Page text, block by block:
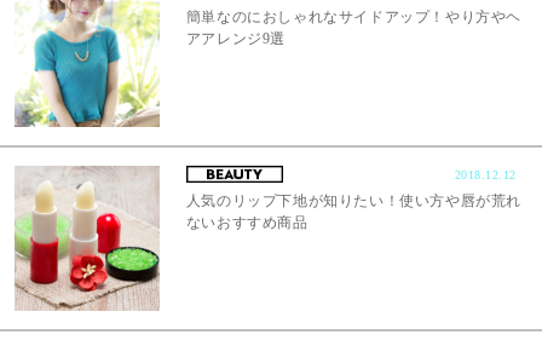
簡単なのにおしゃれなサイドアップ！やり方やヘ
アアレンジ9選
2018.12.12
人気のリップ下地が知りたい！使い方や唇が荒れ
ないおすすめ商品